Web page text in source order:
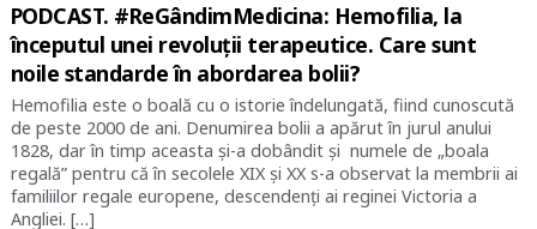
PODCAST. #ReGândimMedicina: Hemofilia, la
începutul unei revoluții terapeutice. Care sunt
noile standarde în abordarea bolii?
Hemofilia este o boală cu o istorie îndelungată, fiind cunoscută
de peste 2000 de ani. Denumirea bolii a apărut în jurul anului
1828, dar în timp aceasta și-a dobândit și numele de „boala
regală” pentru că în secolele XIX și XX s-a observat la membrii ai
familiilor regale europene, descendenți ai reginei Victoria a
Angliei. […]